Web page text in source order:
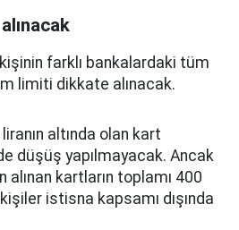
farklı bankalardaki tüm
limiti dikkate alınacak.
altında olan kart
düşüş yapılmayacak. Ancak
kartların toplamı 400
istisna kapsamı dışında